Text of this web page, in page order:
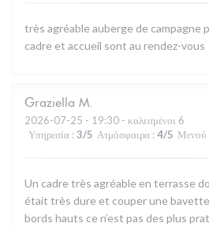
très agréable auberge de campagne
cadre et accueil sont au rendez-vous
Graziella M
2026-07-25 - 19:30 - καλεσμένοι 6
Υπηρεσία : 3/5 Ατμόσφαιρα : 4/5 Μενού
Un cadre très agréable en terrasse
était très dure et couper une
bords hauts ce n’est pas des plus